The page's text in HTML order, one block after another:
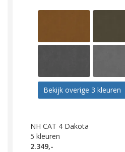
Bekijk overige 3 kleuren
NH CAT 4 Dakota
5 kleuren
2.349,-